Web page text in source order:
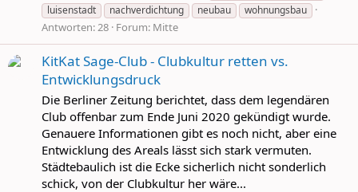
luisenstadt
nachverdichtung neubau wohnungsbau
Antworten: 28 Forum: Mitte
KitKat Sage-Club - Clubkultur retten vs.
Entwicklungsdruck
Die Berliner Zeitung berichtet, dass dem legendären
Club offenbar zum Ende Juni 2020 gekündigt wurde.
Genauere Informationen gibt es noch nicht, aber eine
Entwicklung des Areals lässt sich stark vermuten.
Städtebaulich ist die Ecke sicherlich nicht sonderlich
schick, von der Clubkultur her wäre...